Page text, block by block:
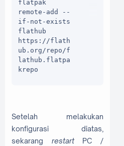
flatpak
remote-add --
if-not-exists
flathub
https://flath
ub.org/repo/f
lathub.flatpa
krepo
Setelah melakukan
konfigurasi diatas,
sekarang restartPC /